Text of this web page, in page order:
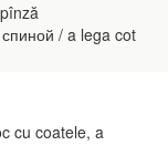
/ a lega cot
cu coatele, a